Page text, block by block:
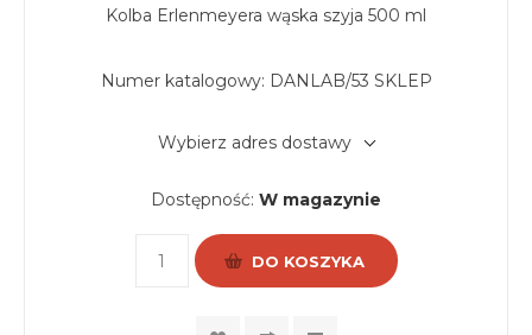
Kolba Erlenmeyera wąska szyja 500 ml
Numer katalogowy: DANLAB/53 SKLEP
Wybierz adres dostawy
Dostępność: W magazynie
DO KOSZYKA